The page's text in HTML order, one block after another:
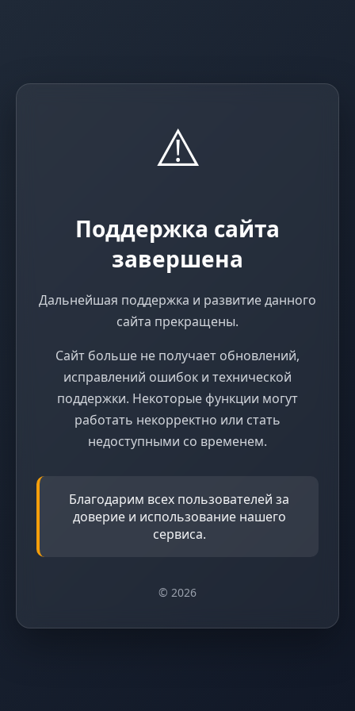
⚠️
Поддержка сайта
завершена
Дальнейшая поддержка и развитие данного
сайта прекращены.
Сайт больше не получает обновлений,
исправлений ошибок и технической
поддержки. Некоторые функции могут
работать некорректно или стать
недоступными со временем.
Благодарим всех пользователей за
доверие и использование нашего
сервиса.
© 2026